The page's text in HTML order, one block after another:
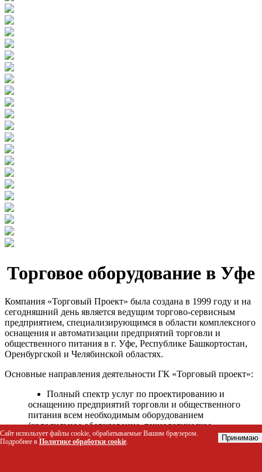
Торговое оборудование в Уфе
Компания «Торговый Проект» была создана в 1999 году и на
сегодняшний день является ведущим торгово-сервисным
предприятием, специализирующимся в области комплексного
оснащения и автоматизации предприятий торговли и
общественного питания в г. Уфе, Республике Башкортостан,
Оренбургской и Челябинской областях.
Основные направления деятельности ГК «Торговый проект»:
Полный спектр услуг по проектированию и
оснащению предприятий торговли и общественного
питания всем необходимым оборудованием
(холодильное оборудование, технологическое
оборудование, стеллажное оборудование и т.д.);
Автоматизация торговых процессов и внедрения
Сайт использует файлы cookie, обрабатываемые Вашим браузером.
Подробнее в Политике обработки cookie. Принимаю